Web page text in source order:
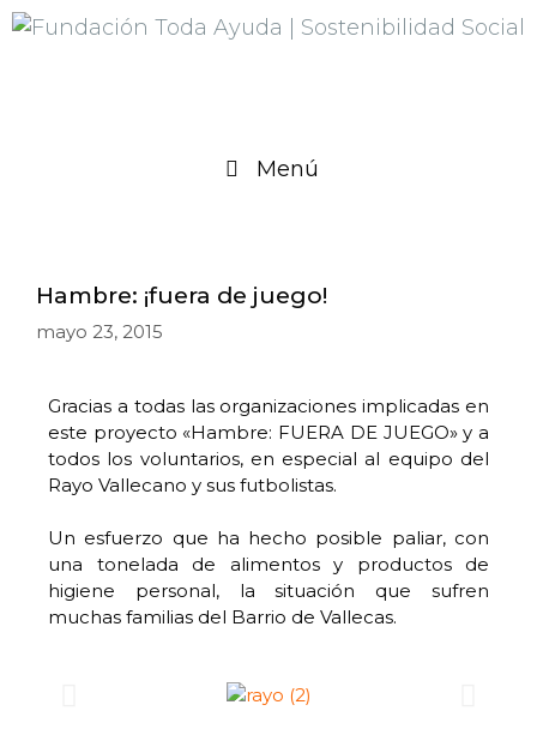
Menú
Hambre: ¡fuera de juego!
mayo 23, 2015
Gracias a todas las organizaciones implicadas en
este proyecto «Hambre: FUERA DE JUEGO» y a
todos los voluntarios, en especial al equipo del
Rayo Vallecano y sus futbolistas.
Un esfuerzo que ha hecho posible paliar, con
una tonelada de alimentos y productos de
higiene personal, la situación que sufren
muchas familias del Barrio de Vallecas.